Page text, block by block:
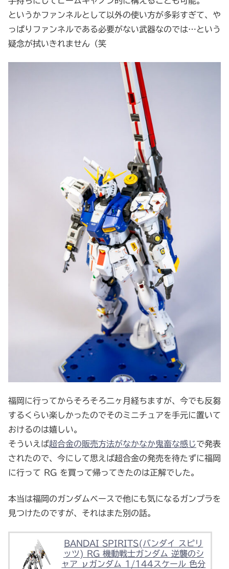
というかファンネルとして以外の使い方が多彩すぎて、や
っぱりファンネルである必要がない武器なのでは…という
疑念が拭いきれません（笑
福岡に行ってからそろそろ二ヶ月経ちますが、今でも反芻
するくらい楽しかったのでそのミニチュアを手元に置いて
おけるのは嬉しい。
そういえば超合金の販売方法がなかなか鬼畜な感じで発表
されたので、今にして思えば超合金の発売を待たずに福岡
に行って RG を買って帰ってきたのは正解でした。
本当は福岡のガンダムベースで他にも気になるガンプラを
見つけたのですが、それはまた別の話。
BANDAI SPIRITS(バンダイ スピリ
ッツ) RG 機動戦士ガンダム 逆襲のシ
ャア νガンダム 1/144スケール 色分